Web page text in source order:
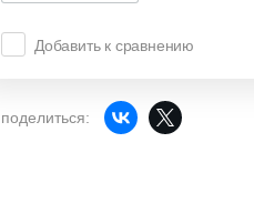
Добавить к сравнению
поделиться: